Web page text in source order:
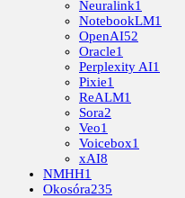
Neuralink1
NotebookLM1
OpenAI52
Oracle1
Perplexity AI1
Pixie1
ReALM1
Sora2
Veo1
Voicebox1
xAI8
NMHH1
Okosóra235